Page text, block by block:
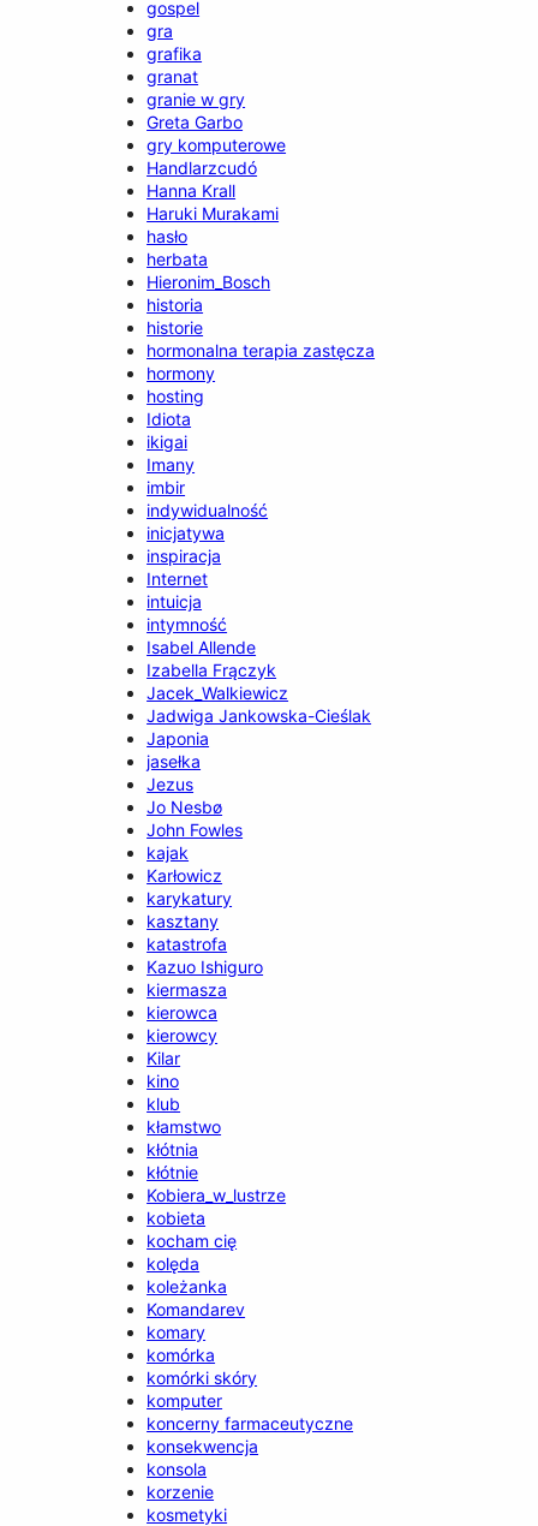
gospel
gra
grafika
granat
granie w gry
Greta Garbo
gry komputerowe
Handlarzcudó
Hanna Krall
Haruki Murakami
hasło
herbata
Hieronim_Bosch
historia
historie
hormonalna terapia zastęcza
hormony
hosting
Idiota
ikigai
Imany
imbir
indywidualność
inicjatywa
inspiracja
Internet
intuicja
intymność
Isabel Allende
Izabella Frączyk
Jacek_Walkiewicz
Jadwiga Jankowska-Cieślak
Japonia
jasełka
Jezus
Jo Nesbø
John Fowles
kajak
Karłowicz
karykatury
kasztany
katastrofa
Kazuo Ishiguro
kiermasza
kierowca
kierowcy
Kilar
kino
klub
kłamstwo
kłótnia
kłótnie
Kobiera_w_lustrze
kobieta
kocham cię
kolęda
koleżanka
Komandarev
komary
komórka
komórki skóry
komputer
koncerny farmaceutyczne
konsekwencja
konsola
korzenie
kosmetyki